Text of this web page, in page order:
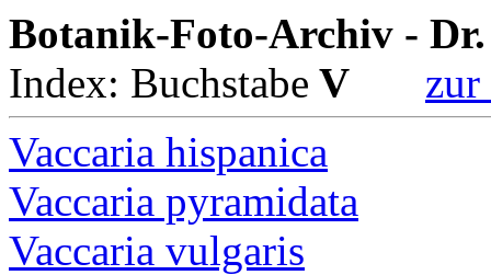
Botanik-Foto-Archiv -
Index: Buchstabe V
zur
Vaccaria hispanica
Vaccaria pyramidata
Vaccaria vulgaris